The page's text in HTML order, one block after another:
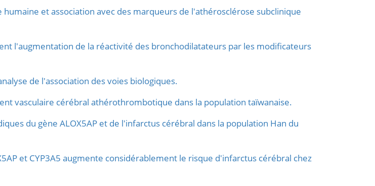
et association avec des marqueurs de l'athérosclérose subclinique
l'augmentation de la réactivité des bronchodilatateurs par les modificateurs
de l'association des voies biologiques.
vasculaire cérébral athérothrombotique dans la population taïwanaise.
du gène ALOX5AP et de l'infarctus cérébral dans la population Han du
et CYP3A5 augmente considérablement le risque d'infarctus cérébral chez